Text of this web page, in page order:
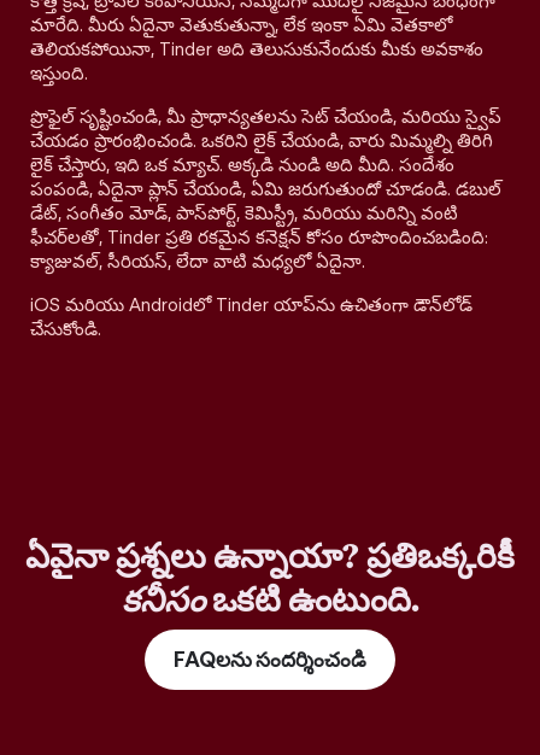
మారేది. మీరు ఏదైనా వెతుకుతున్నా, లేక ఇంకా ఏమి వెతకాలో
తెలియకపోయినా, Tinder అది తెలుసుకునేందుకు మీకు అవకాశం
ఇస్తుంది.
ప్రొఫైల్ సృష్టించండి, మీ ప్రాధాన్యతలను సెట్ చేయండి, మరియు స్వైప్
చేయడం ప్రారంభించండి. ఒకరిని లైక్ చేయండి, వారు మిమ్మల్ని తిరిగి
లైక్ చేస్తారు, ఇది ఒక మ్యాచ్. అక్కడి నుండి అది మీది. సందేశం
పంపండి, ఏదైనా ప్లాన్ చేయండి, ఏమి జరుగుతుందో చూడండి. డబుల్
డేట్, సంగీతం మోడ్, పాస్‌పోర్ట్, కెమిస్ట్రీ, మరియు మరిన్ని వంటి
ఫీచర్‌లతో, Tinder ప్రతి రకమైన కనెక్షన్ కోసం రూపొందించబడింది:
క్యాజువల్, సీరియస్, లేదా వాటి మధ్యలో ఏదైనా.
iOS మరియు Androidలో Tinder యాప్‌ను ఉచితంగా డౌన్‌లోడ్
చేసుకోండి.
ఏవైనా ప్రశ్నలు ఉన్నాయా? ప్రతిఒక్కరికీ
కనీసంఒకటి ఉంటుంది.
FAQలను సందర్శించండి